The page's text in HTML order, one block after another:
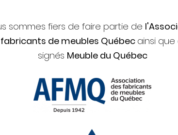
sommes fiers de faire partie de
de meubles Québecainsi
signés Meuble du Québec